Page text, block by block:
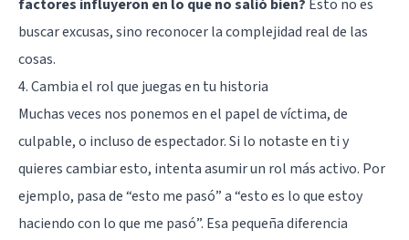
factores influyeron en lo que no salió bien? Esto no es
buscar excusas, sino reconocer la complejidad real de las
cosas.
4. Cambia el rol que juegas en tu historia
Muchas veces nos ponemos en el papel de víctima, de
culpable, o incluso de espectador. Si lo notaste en ti y
quieres cambiar esto, intenta asumir un rol más activo. Por
ejemplo, pasa de “esto me pasó” a “esto es lo que estoy
haciendo con lo que me pasó”. Esa pequeña diferencia